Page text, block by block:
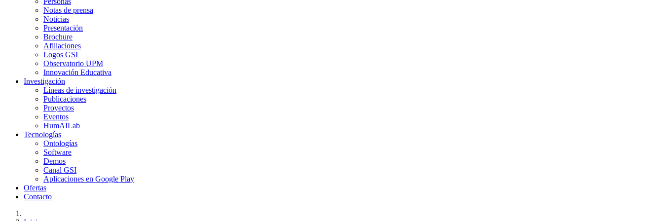
Notas de prensa
Noticias
Presentación
Brochure
Afiliaciones
Logos GSI
Observatorio UPM
Innovación Educativa
Investigación
Líneas de investigación
Publicaciones
Proyectos
Eventos
HumAILab
Tecnologías
Ontologías
Software
Demos
Canal GSI
Aplicaciones en Google Play
Ofertas
Contacto